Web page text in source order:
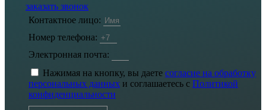
заказать звонок
Контактное лицо:
Номер телефона:
Электронная почта:
Нажимая на кнопку, вы даете согласие на обработку
персональных данных и соглашаетесь с Политикой
конфиденциальности